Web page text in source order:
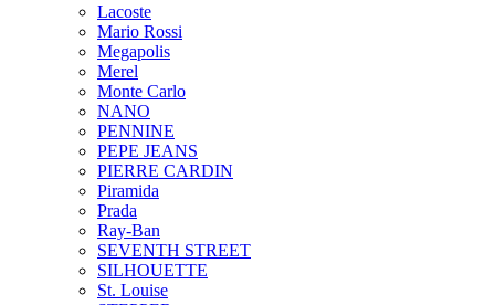
Lacoste
Mario Rossi
Megapolis
Merel
Monte Carlo
NANO
PENNINE
PEPE JEANS
PIERRE CARDIN
Piramida
Prada
Ray-Ban
SEVENTH STREET
SILHOUETTE
St. Louise